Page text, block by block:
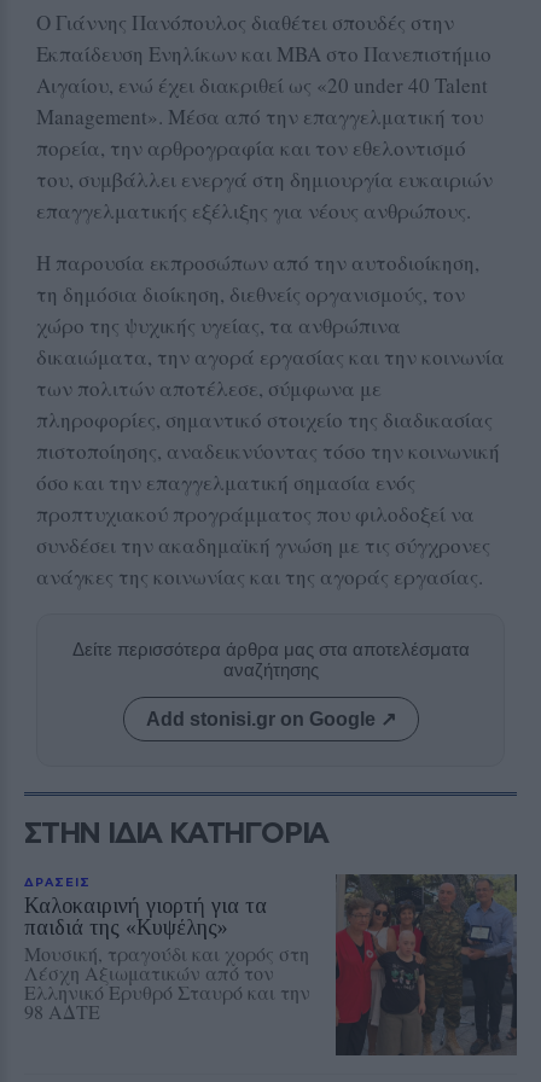
Ο Γιάννης Πανόπουλος διαθέτει σπουδές στην
Εκπαίδευση Ενηλίκων και MBA στο Πανεπιστήμιο
Αιγαίου, ενώ έχει διακριθεί ως «20 under 40 Talent
Management». Μέσα από την επαγγελματική του
πορεία, την αρθρογραφία και τον εθελοντισμό
του, συμβάλλει ενεργά στη δημιουργία ευκαιριών
επαγγελματικής εξέλιξης για νέους ανθρώπους.
Η παρουσία εκπροσώπων από την αυτοδιοίκηση,
τη δημόσια διοίκηση, διεθνείς οργανισμούς, τον
χώρο της ψυχικής υγείας, τα ανθρώπινα
δικαιώματα, την αγορά εργασίας και την κοινωνία
των πολιτών αποτέλεσε, σύμφωνα με
πληροφορίες, σημαντικό στοιχείο της διαδικασίας
πιστοποίησης, αναδεικνύοντας τόσο την κοινωνική
όσο και την επαγγελματική σημασία ενός
προπτυχιακού προγράμματος που φιλοδοξεί να
συνδέσει την ακαδημαϊκή γνώση με τις σύγχρονες
ανάγκες της κοινωνίας και της αγοράς εργασίας.
Δείτε περισσότερα άρθρα μας στα αποτελέσματα
αναζήτησης
Add stonisi.gr on Google ↗
ΣΤΗΝ ΙΔΙΑ ΚΑΤΗΓΟΡΙΑ
ΔΡΑΣΕΙΣ
Καλοκαιρινή γιορτή για τα
παιδιά της «Κυψέλης»
Μουσική, τραγούδι και χορός στη
Λέσχη Αξιωματικών από τον
Ελληνικό Ερυθρό Σταυρό και την
98 ΑΔΤΕ